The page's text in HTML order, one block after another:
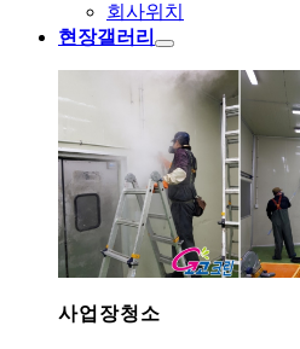
회사위치
현장갤러리
사업장청소